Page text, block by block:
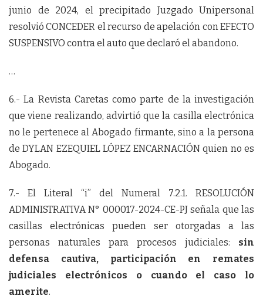
junio de 2024, el precipitado Juzgado Unipersonal
resolvió CONCEDER el recurso de apelación con EFECTO
SUSPENSIVO contra el auto que declaró el abandono.
…
6.- La Revista Caretas como parte de la investigación
que viene realizando, advirtió que la casilla electrónica
no le pertenece al Abogado firmante, sino a la persona
de DYLAN EZEQUIEL LÓPEZ ENCARNACIÓN quien no es
Abogado.
7.- El Literal “i” del Numeral 7.2.1. RESOLUCIÓN
ADMINISTRATIVA N° 000017-2024-CE-PJ señala que las
casillas electrónicas pueden ser otorgadas a las
personas naturales para procesos judiciales: sin
defensa cautiva, participación en remates
judiciales electrónicos o cuando el caso lo
amerite.